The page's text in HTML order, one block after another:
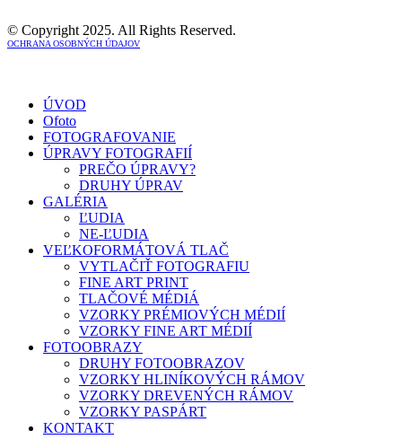
© Copyright 2025. All Rights Reserved.
OCHRANA OSOBNÝCH ÚDAJOV
ÚVOD
Ofoto
FOTOGRAFOVANIE
ÚPRAVY FOTOGRAFIÍ
PREČO ÚPRAVY?
DRUHY ÚPRAV
GALÉRIA
ĽUDIA
NE-ĽUDIA
VEĽKOFORMÁTOVÁ TLAČ
VYTLAČIŤ FOTOGRAFIU
FINE ART PRINT
TLAČOVÉ MÉDIÁ
VZORKY PRÉMIOVÝCH MÉDIÍ
VZORKY FINE ART MÉDIÍ
FOTOOBRAZY
DRUHY FOTOOBRAZOV
VZORKY HLINÍKOVÝCH RÁMOV
VZORKY DREVENÝCH RÁMOV
VZORKY PASPÁRT
KONTAKT